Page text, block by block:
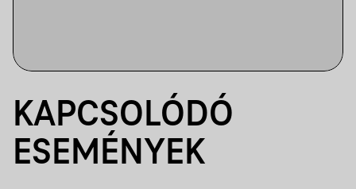
KAPCSOLÓDÓ
ESEMÉNYEK